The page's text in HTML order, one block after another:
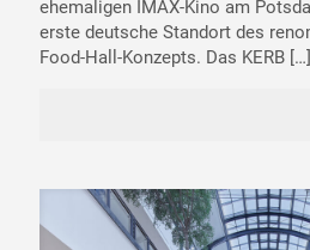
ehemaligen IMAX-Kino am
erste deutsche Standort des
Food-Hall-Konzepts. Das KERB […]